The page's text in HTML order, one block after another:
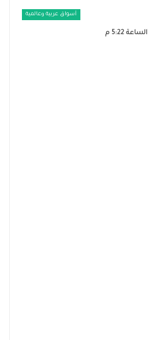
أسواق عربية وعالمية